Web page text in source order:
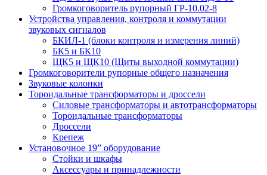
Громкоговоритель рупорный ГР-10.02-8
Устройства управления, контроля и коммутации
звуковых сигналов
БКИЛ-1 (блоки контроля и измерения линий)
БК5 и БК10
ЩК5 и ЩК10 (Щиты выходной коммутации)
Громкоговорители рупорные общего назначения
Звуковые колонки
Тороидальные трансформаторы и дроссели
Силовые трансформаторы и автотрансформаторы
Тороидальные трансформаторы
Дроссели
Крепеж
Установочное 19” оборудование
Стойки и шкафы
Аксессуары и принадлежности